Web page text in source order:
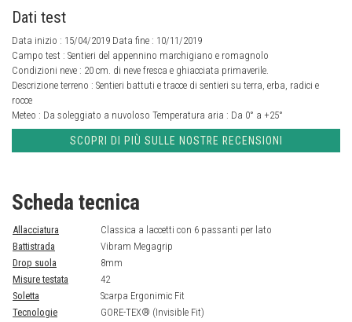
Dati test
Data inizio : 15/04/2019 Data fine : 10/11/2019
Campo test : Sentieri del appennino marchigiano e romagnolo
Condizioni neve : 20 cm. di neve fresca e ghiacciata primaverile.
Descrizione terreno : Sentieri battuti e tracce di sentieri su terra, erba, radici e
rocce
Meteo : Da soleggiato a nuvoloso Temperatura aria : Da 0° a +25°
SCOPRI DI PIÙ SULLE NOSTRE RECENSIONI
Scheda tecnica
Allacciatura
Classica a laccetti con 6 passanti per lato
Battistrada
Vibram Megagrip
Drop suola
8mm
Misure testata
42
Soletta
Scarpa Ergonimic Fit
Tecnologie
GORE-TEX® (Invisible Fit)